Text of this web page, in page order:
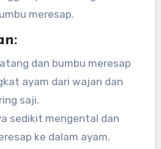
meresap.
dan bumbu meresap
ayam dari wajan dan
saji.
sedikit mengental dan
ke dalam ayam.